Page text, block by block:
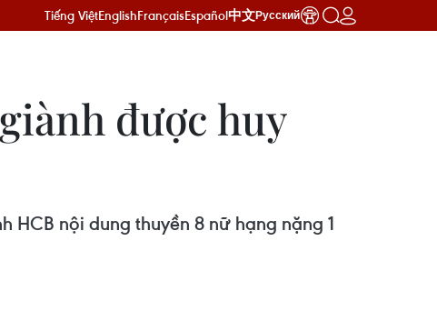
Tiếng ViệtEnglishFrançaisEspañol中文Русский
được huy
HCB nội dung thuyền 8 nữ hạng nặng 1